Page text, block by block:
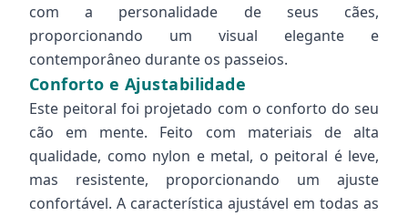
com a personalidade de seus cães,
proporcionando um visual elegante e
contemporâneo durante os passeios.
Conforto e Ajustabilidade
Este peitoral foi projetado com o conforto do seu
cão em mente. Feito com materiais de alta
qualidade, como nylon e metal, o peitoral é leve,
mas resistente, proporcionando um ajuste
confortável. A característica ajustável em todas as